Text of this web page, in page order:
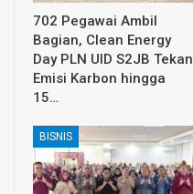
702 Pegawai Ambil
Bagian, Clean Energy
Day PLN UID S2JB Tekan
Emisi Karbon hingga
15…
BISNIS